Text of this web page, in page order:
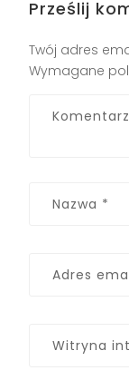
Prześlij
Twój adres
Wymagane